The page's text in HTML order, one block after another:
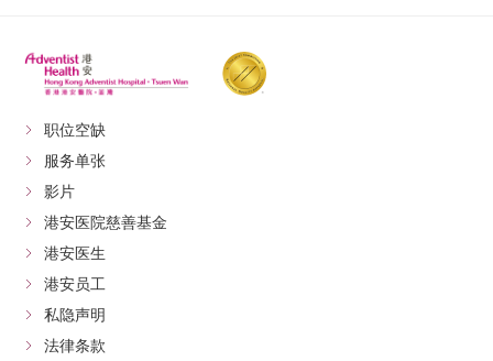
职位空缺
服务单张
影片
港安医院慈善基金
港安医生
港安员工
私隐声明
法律条款